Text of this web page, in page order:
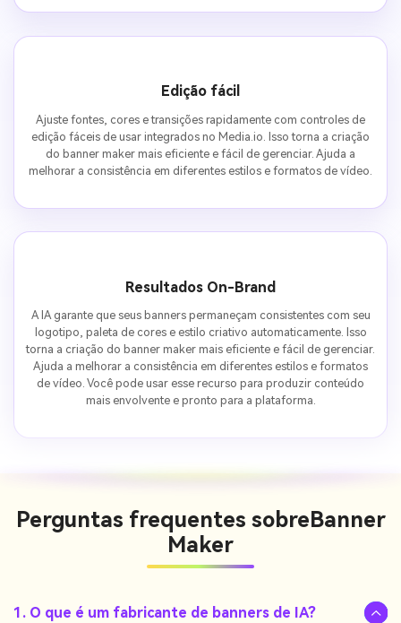
Edição fácil
Ajuste fontes, cores e transições rapidamente com controles de
edição fáceis de usar integrados no Media.io. Isso torna a criação
do banner maker mais eficiente e fácil de gerenciar. Ajuda a
melhorar a consistência em diferentes estilos e formatos de vídeo.
Resultados On-Brand
A IA garante que seus banners permaneçam consistentes com seu
logotipo, paleta de cores e estilo criativo automaticamente. Isso
torna a criação do banner maker mais eficiente e fácil de gerenciar.
Ajuda a melhorar a consistência em diferentes estilos e formatos
de vídeo. Você pode usar esse recurso para produzir conteúdo
mais envolvente e pronto para a plataforma.
Perguntas frequentes sobre Banner
Maker
1. O que é um fabricante de banners de IA?